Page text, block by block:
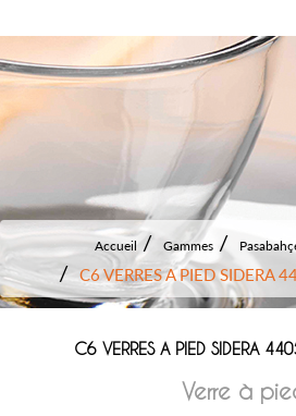
Accueil Gammes
C6 VERRES A PIED SIDERA
C6 VERRES A PIED SIDERA
Verre à